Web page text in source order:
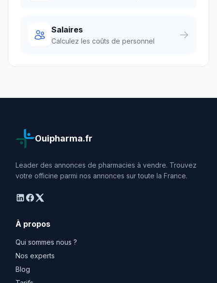
Salaires
Calculez les coûts de personnel
Ouipharma.fr
Leader des annonces de pharmacies à vendre. Trouvez
votre officine parmi nos annonces sur toute la France.
linkedin
facebook
twitter
À propos
Qui sommes nous ?
Nos experts
Blog